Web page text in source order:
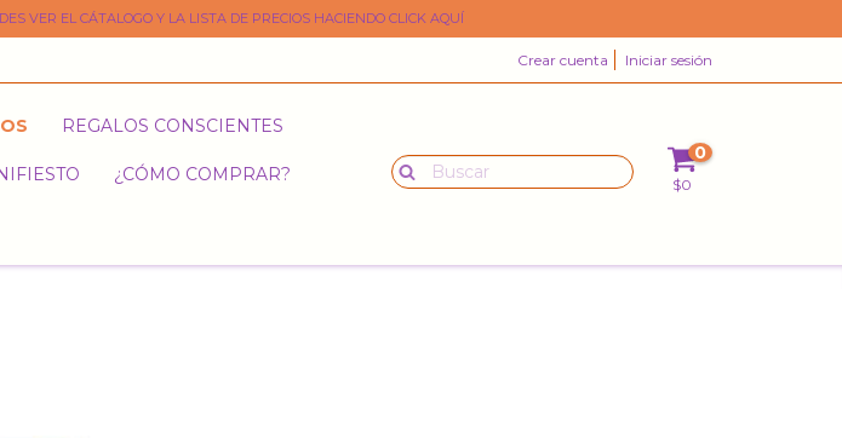
VER EL CÁTALOGO Y LA LISTA DE PRECIOS HACIENDO CLICK AQUÍ
Crear cuenta Iniciar sesión
REGALOS CONSCIENTES
¿CÓMO COMPRAR?
0
$0